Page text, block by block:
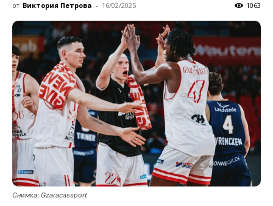
от Виктория Петрова - 16/02/2025 1063
Снимка: Gzaracassport